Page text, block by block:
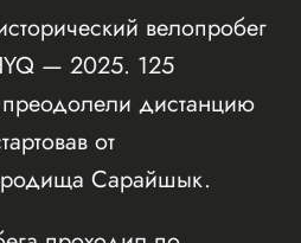
велопробег
— 2025. 125
дистанцию
от
Сарайшык.